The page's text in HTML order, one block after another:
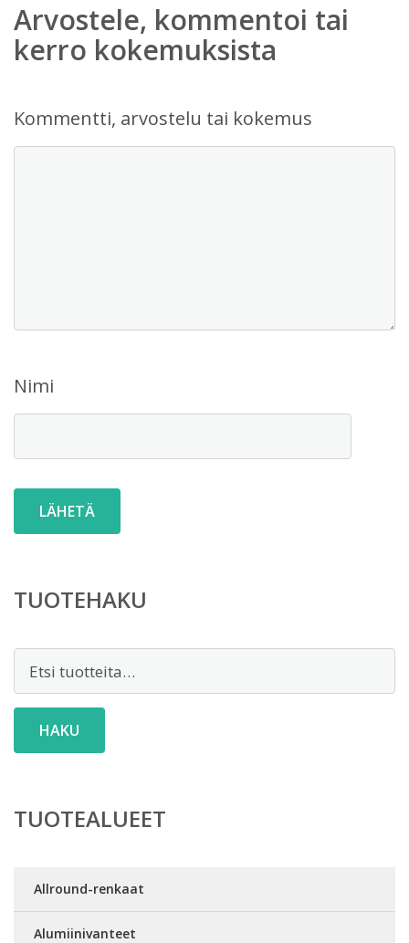
Arvostele, kommentoi tai
kerro kokemuksista
Kommentti, arvostelu tai kokemus
Nimi
TUOTEHAKU
HAKU
TUOTEALUEET
Allround-renkaat
Alumiinivanteet